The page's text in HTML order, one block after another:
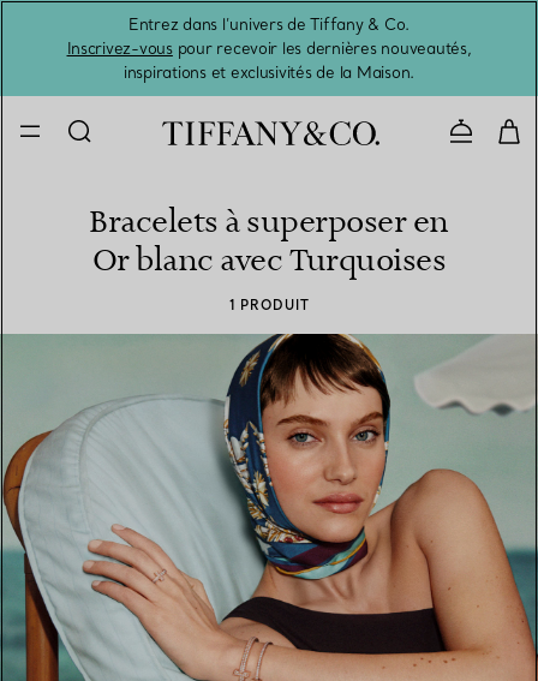
Entrez dans l’univers de Tiffany & Co.
Inscrivez-vouspour recevoir les dernières nouveautés,
inspirations et exclusivités de la Maison.
Bracelets à superposer en
Or blanc avec Turquoises
1 PRODUIT